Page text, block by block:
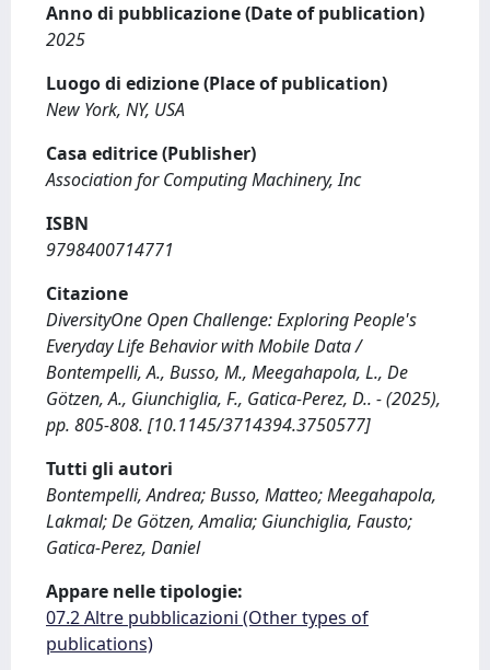
Anno di pubblicazione (Date of publication)
2025
Luogo di edizione (Place of publication)
New York, NY, USA
Casa editrice (Publisher)
Association for Computing Machinery, Inc
ISBN
9798400714771
Citazione
DiversityOne Open Challenge: Exploring People's
Everyday Life Behavior with Mobile Data /
Bontempelli, A., Busso, M., Meegahapola, L., De
Götzen, A., Giunchiglia, F., Gatica-Perez, D.. - (2025),
pp. 805-808. [10.1145/3714394.3750577]
Tutti gli autori
Bontempelli, Andrea; Busso, Matteo; Meegahapola,
Lakmal; De Götzen, Amalia; Giunchiglia, Fausto;
Gatica-Perez, Daniel
Appare nelle tipologie:
07.2 Altre pubblicazioni (Other types of
publications)